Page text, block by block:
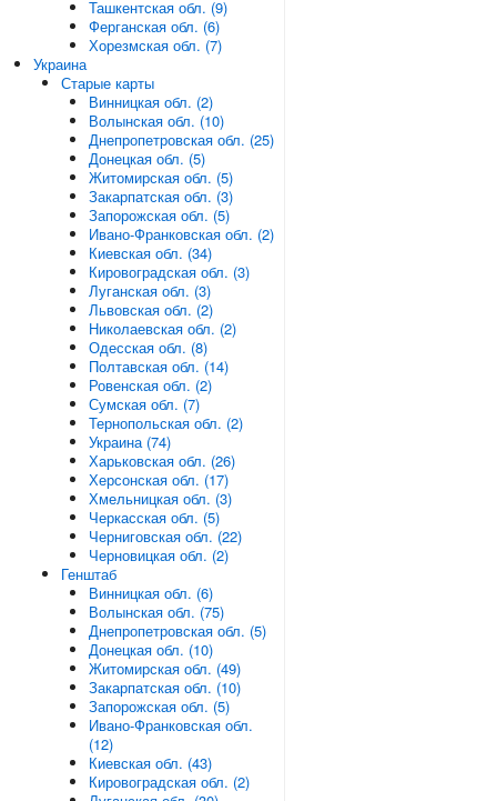
Ташкентская обл. (9)
Ферганская обл. (6)
Хорезмская обл. (7)
Украина
Старые карты
Винницкая обл. (2)
Волынская обл. (10)
Днепропетровская обл. (25)
Донецкая обл. (5)
Житомирская обл. (5)
Закарпатская обл. (3)
Запорожская обл. (5)
Ивано-Франковская обл. (2)
Киевская обл. (34)
Кировоградская обл. (3)
Луганская обл. (3)
Львовская обл. (2)
Николаевская обл. (2)
Одесская обл. (8)
Полтавская обл. (14)
Ровенская обл. (2)
Сумская обл. (7)
Тернопольская обл. (2)
Украина (74)
Харьковская обл. (26)
Херсонская обл. (17)
Хмельницкая обл. (3)
Черкасская обл. (5)
Черниговская обл. (22)
Черновицкая обл. (2)
Генштаб
Винницкая обл. (6)
Волынская обл. (75)
Днепропетровская обл. (5)
Донецкая обл. (10)
Житомирская обл. (49)
Закарпатская обл. (10)
Запорожская обл. (5)
Ивано-Франковская обл.
(12)
Киевская обл. (43)
Кировоградская обл. (2)